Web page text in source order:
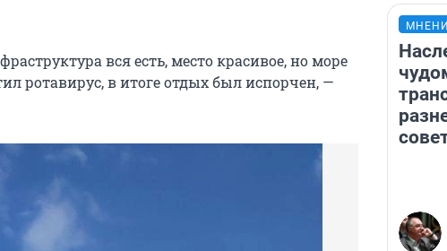
вся есть, место красивое, но море
ротавирус, в итоге отдых был испорчен, —